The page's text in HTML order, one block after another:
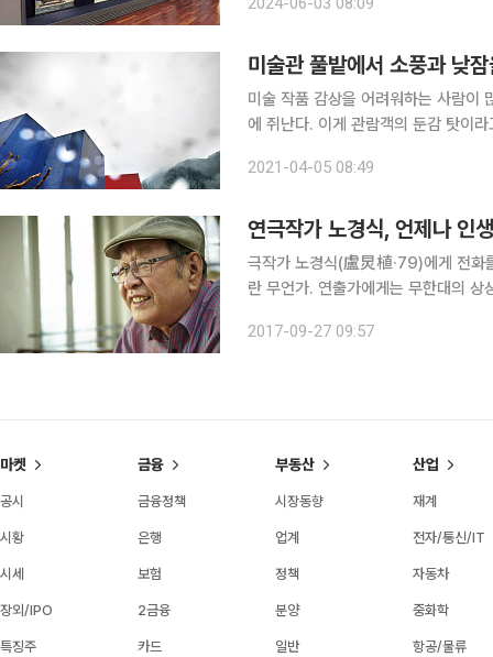
공통점과 차이점을 비교해본다.
미술관 풀밭에서 소풍과 낮
미술 작품 감상을 어려워하는 사람이
에 쥐난다. 이게 관람객의 둔감 탓이
콘셉트에도 식상하기 십상이다. 그런
2021-04-05 08:49
연극작가 노경식, 언제나 인
극작가 노경식(盧炅植·79)에게 전화를 걸어 이렇게 말했다.
란 무언가. 연출가에게는 무한대의
서 한평생 외길만을 걸어온 노장의 이
2017-09-27 09:57
마켓
공시
시황
시세
장외/IPO
특징주
금융
금융정책
은행
보험
2금융
카드
부동산
시장동향
업계
정책
분양
일반
산업
재계
전자/통신/IT
자동차
중화학
항공/물류